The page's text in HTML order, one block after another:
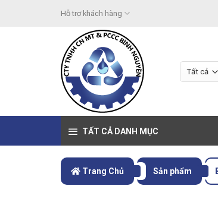
Hỗ trợ khách hàng
TẤT CẢ DANH MỤC
Trang Chủ Sản phẩm